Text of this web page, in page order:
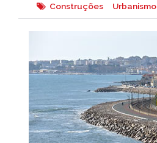
Construções Urbanismo